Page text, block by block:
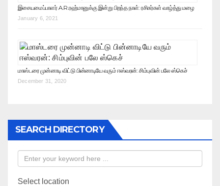
இசையமைப்பாளர் A.R.ரஹ்மானுக்கு இன்று பிறந்த நாள்: ரசிகர்கள் வாழ்த்து மழை
January 6, 2021
மாஸ்டரை முன்னாடி விட்டு பின்னாடியே வரும் ஈஸ்வரன்: சிம்புவின் பலே ஸ்கெச்
December 31, 2020
SEARCH DIRECTORY
Select location